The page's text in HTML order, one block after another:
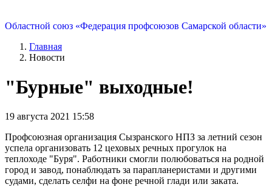
Областной союз «Федерация профсоюзов Самарской области»
Главная
Новости
"Бурные" выходные!
19 августа 2021 15:58
Профсоюзная организация Сызранского НПЗ за летний сезон
успела организовать 12 цеховых речных прогулок на
теплоходе "Буря". Работники смогли полюбоваться на родной
город и завод, понаблюдать за парапланеристами и другими
судами, сделать селфи на фоне речной глади или заката.